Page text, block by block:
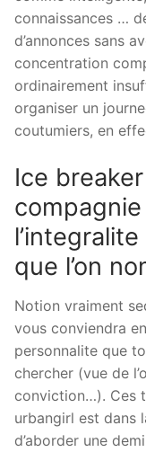
connaissances …
d’annonces sans
concentration
ordinairement
organiser un
coutumiers, en
Ice
que l’on
Notion vraiment
vous conviendra
personnalite que
chercher (vue de
conviction…). Ces
urbangirl est dans
d’aborder une